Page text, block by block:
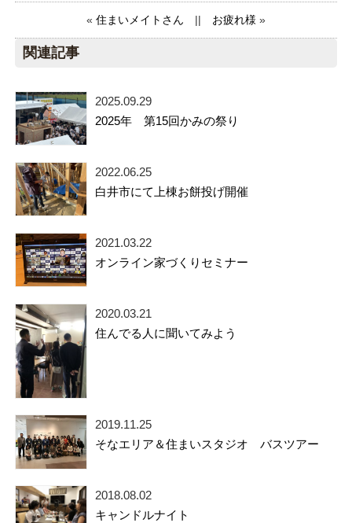
« 住まいメイトさん || お疲れ様 »
関連記事
2025.09.29
2025年 第15回かみの祭り
2022.06.25
白井市にて上棟お餅投げ開催
2021.03.22
オンライン家づくりセミナー
2020.03.21
住んでる人に聞いてみよう
2019.11.25
そなエリア＆住まいスタジオ バスツアー
2018.08.02
キャンドルナイト